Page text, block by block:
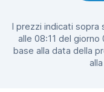
I prezzi indicati sopra
alle 08:11 del
base alla data della